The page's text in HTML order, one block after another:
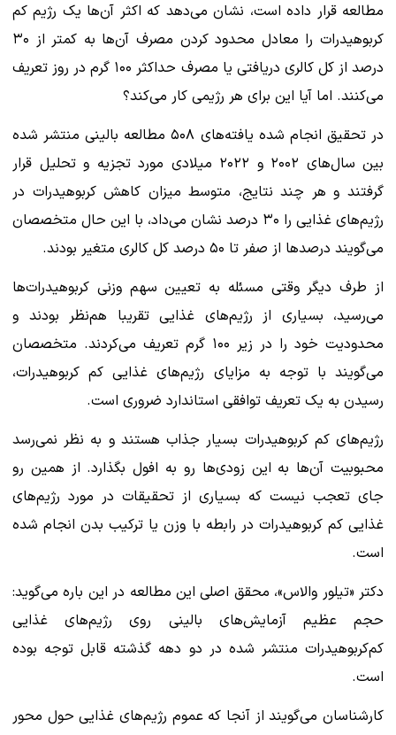
مطالعه قرار داده است، نشان می‌دهد که اکثر آن‌ها یک رژیم کم
کربوهیدرات را معادل محدود کردن مصرف آن‌ها به کمتر از ۳۰
درصد از کل کالری دریافتی یا مصرف حداکثر ۱۰۰ گرم در روز تعریف
می‌کنند. اما آیا این برای هر رژیمی کار می‌کند؟
در تحقیق انجام شده یافته‌های ۵۰۸ مطالعه بالینی منتشر شده
بین سال‌های ۲۰۰۲ و ۲۰۲۲ میلادی مورد تجزیه و تحلیل قرار
گرفتند و هر چند نتایج، متوسط میزان کاهش کربوهیدرات در
رژیم‌های غذایی را ۳۰ درصد نشان می‌داد، با این حال متخصصان
می‌گویند درصد‌ها از صفر تا ۵۰ درصد کل کالری متغیر بودند.
از طرف دیگر وقتی مسئله به تعیین سهم وزنی کربوهیدرات‌ها
می‌رسید، بسیاری از رژیم‌های غذایی تقریبا هم‌نظر بودند و
محدودیت خود را در زیر ۱۰۰ گرم تعریف می‌کردند. متخصصان
می‌گویند با توجه به مزایای رژیم‌های غذایی کم کربوهیدرات،
رسیدن به یک تعریف توافقی استاندارد ضروری است.
رژیم‌های کم کربوهیدرات بسیار جذاب هستند و به نظر نمی‌رسد
محبوبیت آن‌ها به این زودی‌ها رو به افول بگذارد. از همین رو
جای تعجب نیست که بسیاری از تحقیقات در مورد رژیم‌های
غذایی کم کربوهیدرات در رابطه با وزن یا ترکیب بدن انجام شده
است.
دکتر «تیلور والاس»، محقق اصلی این مطالعه در این باره می‌گوید:
حجم عظیم آزمایش‌های بالینی روی رژیم‌های غذایی
کم‌کربوهیدرات منتشر شده در دو دهه گذشته قابل توجه بوده
است.
کارشناسان می‌گویند از آنجا که عموم رژیم‌های غذایی حول محور